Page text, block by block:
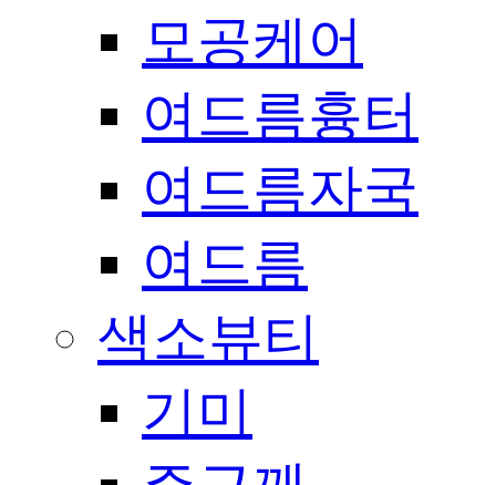
모공케어
여드름흉터
여드름자국
여드름
색소뷰티
기미